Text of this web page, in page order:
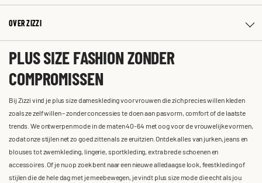
OVER ZIZZI
PLUS SIZE FASHION ZONDER
COMPROMISSEN
Bij Zizzi vind je plus size dameskleding voor vrouwen die zich precies willen kleden
zoals ze zelf willen – zonder concessies te doen aan pasvorm, comfort of de laatste
trends. We ontwerpen mode in de maten 40-64 met oog voor de vrouwelijke vormen,
zodat onze stijlen net zo goed zitten als ze eruitzien. Ontdek alles van jurken, jeans en
blouses tot zwemkleding, lingerie, sportkleding, extra brede schoenen en
accessoires. Of je nu op zoek bent naar een nieuwe alledaagse look, feestkleding of
stijlen die de hele dag met je meebewegen, je vindt plus size mode die echt als jou